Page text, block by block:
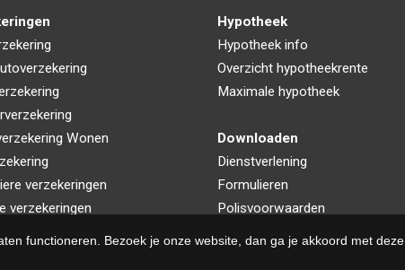
functioneren. Bezoek je onze website, dan ga je akkoord met deze
Wonen
verzekeringen
verzekeringen
Hypotheek
Hypotheek info
Overzicht hypotheekrente
Maximale hypotheek
Downloaden
Dienstverlening
Formulieren
Polisvoorwaarden